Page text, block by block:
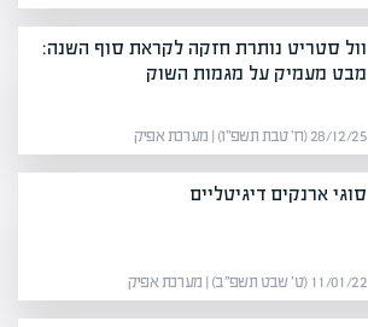
וול סטריט נותרת חזקה לקראת סוף השנה:
מבט מעמיק על מגמות השוק
28/12/25 (ח׳ טבת תשפ״ו) | מערכת אפיק
סוגי ארנקים דיגיטליים
11/01/22 (ט׳ שבט תשפ״ב) | מערכת אפיק